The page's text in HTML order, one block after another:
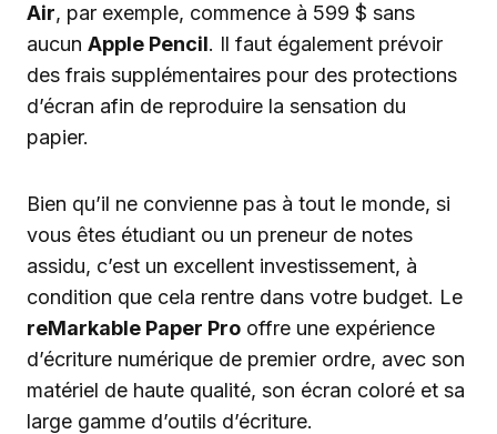
Air, par exemple, commence à 599 $ sans
aucun Apple Pencil. Il faut également prévoir
des frais supplémentaires pour des protections
d’écran afin de reproduire la sensation du
papier.
Bien qu’il ne convienne pas à tout le monde, si
vous êtes étudiant ou un preneur de notes
assidu, c’est un excellent investissement, à
condition que cela rentre dans votre budget. Le
reMarkable Paper Pro offre une expérience
d’écriture numérique de premier ordre, avec son
matériel de haute qualité, son écran coloré et sa
large gamme d’outils d’écriture.